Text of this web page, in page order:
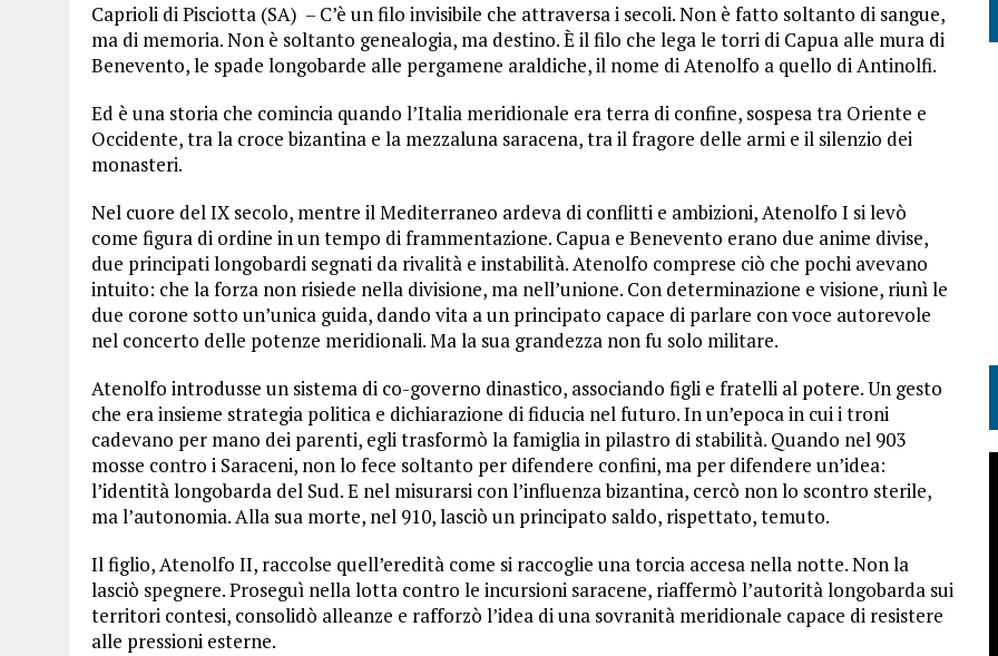
Caprioli di Pisciotta (SA) – C’è un filo invisibile che attraversa i secoli. Non è fatto soltanto di sangue,
ma di memoria. Non è soltanto genealogia, ma destino. È il filo che lega le torri di Capua alle mura di
Benevento, le spade longobarde alle pergamene araldiche, il nome di Atenolfo a quello di Antinolfi.
Ed è una storia che comincia quando l’Italia meridionale era terra di confine, sospesa tra Oriente e
Occidente, tra la croce bizantina e la mezzaluna saracena, tra il fragore delle armi e il silenzio dei
monasteri.
Nel cuore del IX secolo, mentre il Mediterraneo ardeva di conflitti e ambizioni, Atenolfo I si levò
come figura di ordine in un tempo di frammentazione. Capua e Benevento erano due anime divise,
due principati longobardi segnati da rivalità e instabilità. Atenolfo comprese ciò che pochi avevano
intuito: che la forza non risiede nella divisione, ma nell’unione. Con determinazione e visione, riunì le
due corone sotto un’unica guida, dando vita a un principato capace di parlare con voce autorevole
nel concerto delle potenze meridionali. Ma la sua grandezza non fu solo militare.
Atenolfo introdusse un sistema di co-governo dinastico, associando figli e fratelli al potere. Un gesto
che era insieme strategia politica e dichiarazione di fiducia nel futuro. In un’epoca in cui i troni
cadevano per mano dei parenti, egli trasformò la famiglia in pilastro di stabilità. Quando nel 903
mosse contro i Saraceni, non lo fece soltanto per difendere confini, ma per difendere un’idea:
l’identità longobarda del Sud. E nel misurarsi con l’influenza bizantina, cercò non lo scontro sterile,
ma l’autonomia. Alla sua morte, nel 910, lasciò un principato saldo, rispettato, temuto.
Il figlio, Atenolfo II, raccolse quell’eredità come si raccoglie una torcia accesa nella notte. Non la
lasciò spegnere. Proseguì nella lotta contro le incursioni saracene, riaffermò l’autorità longobarda sui
territori contesi, consolidò alleanze e rafforzò l’idea di una sovranità meridionale capace di resistere
alle pressioni esterne.